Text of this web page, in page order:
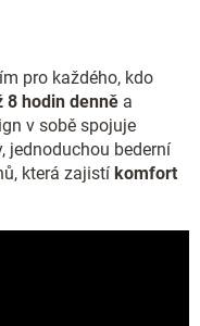
pro každého, kdo
8 hodin denně a
v sobě spojuje
jednoduchou bederní
která zajistí komfort